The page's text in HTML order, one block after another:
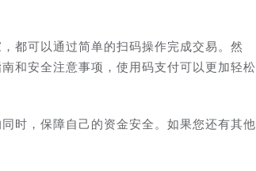
都可以通过简单的扫码操作完成交易。然
和安全注意事项，使用码支付可以更加轻松
时，保障自己的资金安全。如果您还有其他